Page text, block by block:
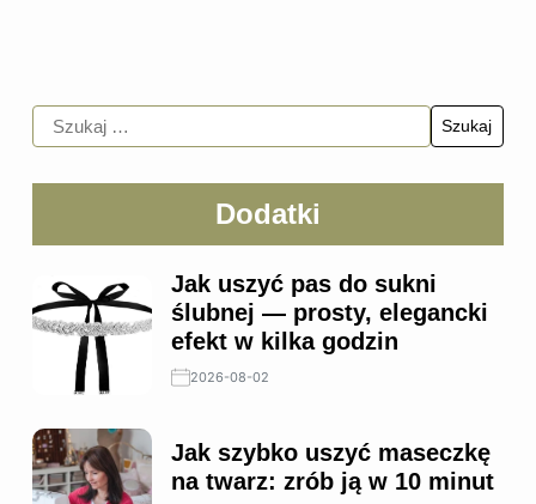
Dodatki
Jak uszyć pas do sukni
ślubnej — prosty, elegancki
efekt w kilka godzin
2026-08-02
Jak szybko uszyć maseczkę
na twarz: zrób ją w 10 minut